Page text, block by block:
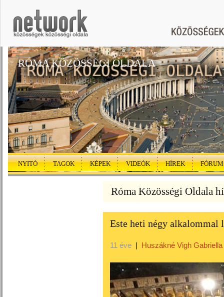
RÓMA KÖZÖSSÉGI OLDALA
NYITÓ TAGOK KÉPEK VIDEÓK HÍREK FÓRUM
Róma Közösségi Oldala
Este heti négy alkalommal
11 éve | Huszákné Vigh Gabriella